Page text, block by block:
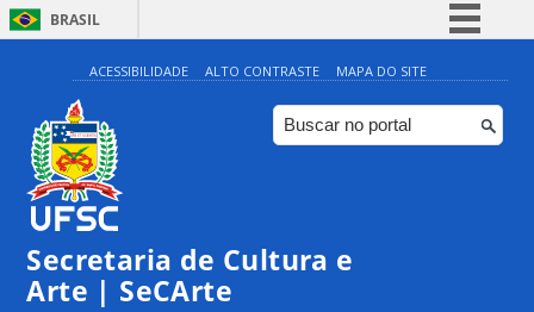
BRASIL
Simplifique!
Comunica BR
Participe
ACESSIBILIDADE ALTO CONTRASTE MAPA DO SITE
Secretaria de Cultura e
Arte | SeCArte